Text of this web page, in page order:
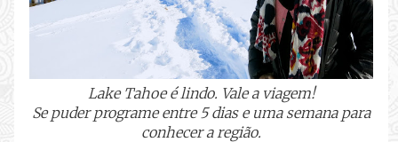
Lake Tahoe é lindo. Vale a viagem!
Se puder programe entre 5 dias e uma semana para
conhecer a região.